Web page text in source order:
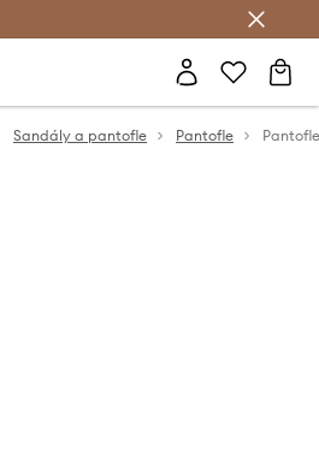
Sandály a pantofle Pantofle